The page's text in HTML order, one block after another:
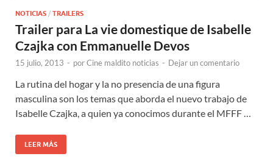
NOTICIAS / TRAILERS
Trailer para La vie domestique de Isabelle
Czajka con Emmanuelle Devos
15 julio, 2013 - porCine maldito noticias - Dejar un comentario
La rutina del hogar y la no presencia de una figura
masculina son los temas que aborda el nuevo trabajo de
Isabelle Czajka, a quien ya conocimos durante el MFFF …
LEER MÁS